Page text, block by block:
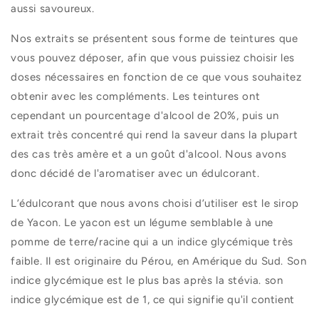
aussi savoureux.
Nos extraits se présentent sous forme de teintures que
vous pouvez déposer, afin que vous puissiez choisir les
doses nécessaires en fonction de ce que vous souhaitez
obtenir avec les compléments. Les teintures ont
cependant un pourcentage d'alcool de 20%, puis un
extrait très concentré qui rend la saveur dans la plupart
des cas très amère et a un goût d'alcool. Nous avons
donc décidé de l'aromatiser avec un édulcorant.
L’édulcorant que nous avons choisi d’utiliser est le sirop
de Yacon. Le yacon est un légume semblable à une
pomme de terre/racine qui a un indice glycémique très
faible. Il est originaire du Pérou, en Amérique du Sud. Son
indice glycémique est le plus bas après la stévia. son
indice glycémique est de 1, ce qui signifie qu'il contient